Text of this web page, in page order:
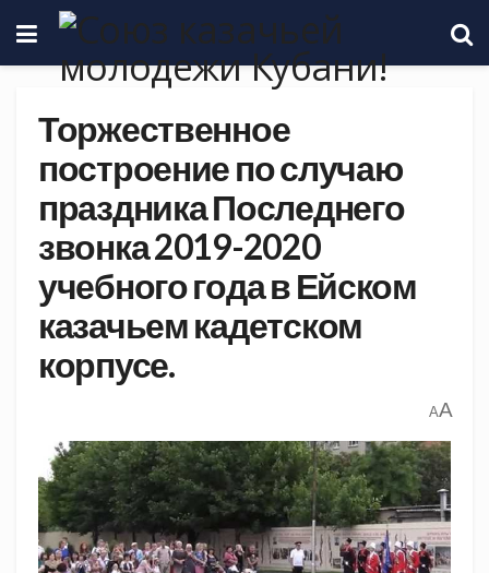
Торжественное
построение по случаю
праздника Последнего
звонка 2019-2020
учебного года в Ейском
казачьем кадетском
корпусе.
AA